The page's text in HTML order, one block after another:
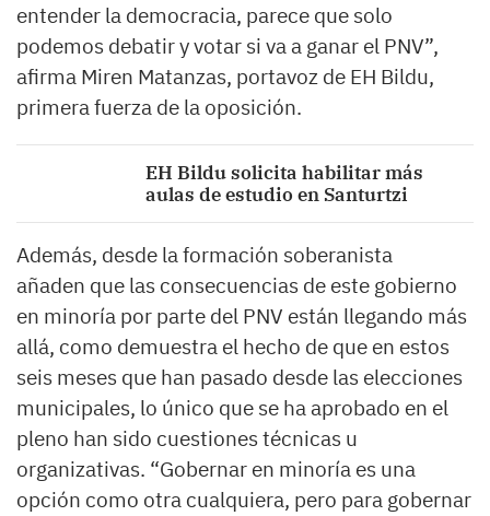
entender la democracia, parece que solo
podemos debatir y votar si va a ganar el PNV”,
afirma Miren Matanzas, portavoz de EH Bildu,
primera fuerza de la oposición.
EH Bildu solicita habilitar más
aulas de estudio en Santurtzi
Además, desde la formación soberanista
añaden que las consecuencias de este gobierno
en minoría por parte del PNV están llegando más
allá, como demuestra el hecho de que en estos
seis meses que han pasado desde las elecciones
municipales, lo único que se ha aprobado en el
pleno han sido cuestiones técnicas u
organizativas. “Gobernar en minoría es una
opción como otra cualquiera, pero para gobernar